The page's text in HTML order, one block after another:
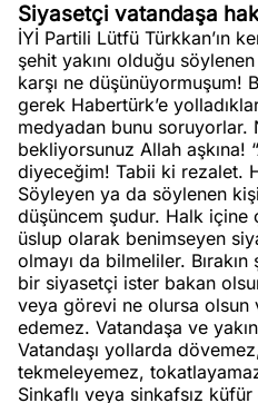
Siyasetçi vatandaşa
İYİ Partili Lütfü Türkkan’ın
şehit yakını olduğu
karşı ne düşünüyormuşum!
gerek Habertürk’e
medyadan bunu soruyorlar.
bekliyorsunuz Allah aşkına!
diyeceğim! Tabii ki rezalet.
Söyleyen ya da söylenen
düşüncem şudur. Halk içine
üslup olarak benimseyen
olmayı da bilmeliler. Bırakın
bir siyasetçi ister bakan
veya görevi ne olursa olsun
edemez. Vatandaşa ve
Vatandaşı yollarda
tekmeleyemez,
Sinkaflı veya sinkafsız